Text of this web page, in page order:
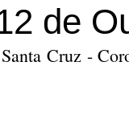
de
Cruz -